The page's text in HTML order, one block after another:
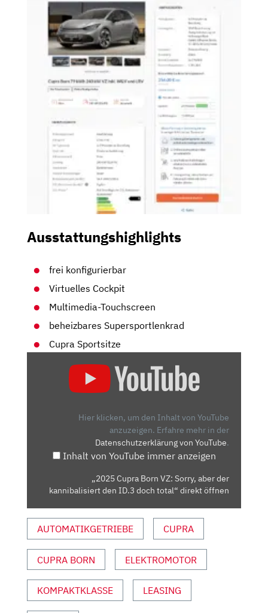
Ausstattungshighlights
frei konfigurierbar
Virtuelles Cockpit
Multimedia-Touchscreen
beheizbares Supersportlenkrad
Cupra Sportsitze
KANNIBALISIERT
TOTAL“
VON
ANZEIGEN
Hier klicken, um den Inhalt von YouTube
anzuzeigen. Erfahre mehr in der
Datenschutzerklärung von YouTube.
Inhalt von YouTube immer anzeigen
„2025 Cupra Born VZ: Sorry, aber der
kannibalisiert den ID.3 doch total“ direkt öffnen
AUTOMATIKGETRIEBE CUPRA
CUPRA BORN ELEKTROMOTOR
KOMPAKTKLASSE LEASING